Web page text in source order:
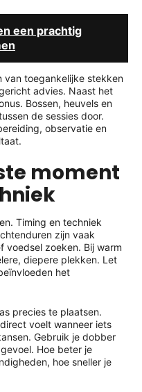
een prachtig
van toegankelijke stekken
advies. Naast het
Bossen, heuvels en
de sessies door.
observatie en
moment
Timing en techniek
zijn vaak
voedsel zoeken. Bij warm
diepere plekken. Let
het
precies te plaatsen.
voelt wanneer iets
Gebruik je dobber
Hoe beter je
hoe sneller je